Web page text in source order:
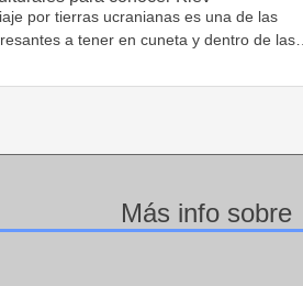
por tierras ucranianas es una de las
a tener en cuneta y dentro de las…
Más info sobre